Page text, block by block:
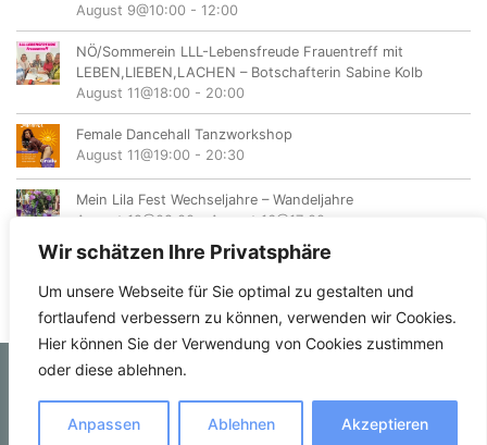
Wir schätzen Ihre Privatsphäre
Um unsere Webseite für Sie optimal zu gestalten und
fortlaufend verbessern zu können, verwenden wir Cookies.
Hier können Sie der Verwendung von Cookies zustimmen
oder diese ablehnen.
Anpassen Ablehnen Akzeptieren
August 9@10:00 - 12:00
NÖ/Sommerein LLL-Lebensfreude Frauentreff mit
LEBEN,LIEBEN,LACHEN – Botschafterin Sabine Kolb
August 11@18:00 - 20:00
Female Dancehall Tanzworkshop
August 11@19:00 - 20:30
Mein Lila Fest Wechseljahre – Wandeljahre
August 12@08:00
August 16@17:00
Kontakt Datenschutzerklärung Impressum